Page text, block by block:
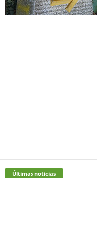
Últimas noticias